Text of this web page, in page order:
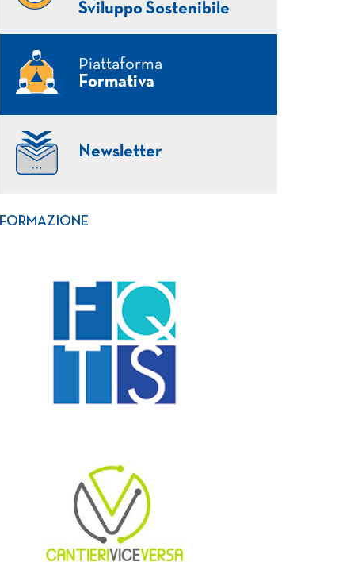
Sviluppo Sostenibile
Piattaforma
Formativa
Newsletter
FORMAZIONE